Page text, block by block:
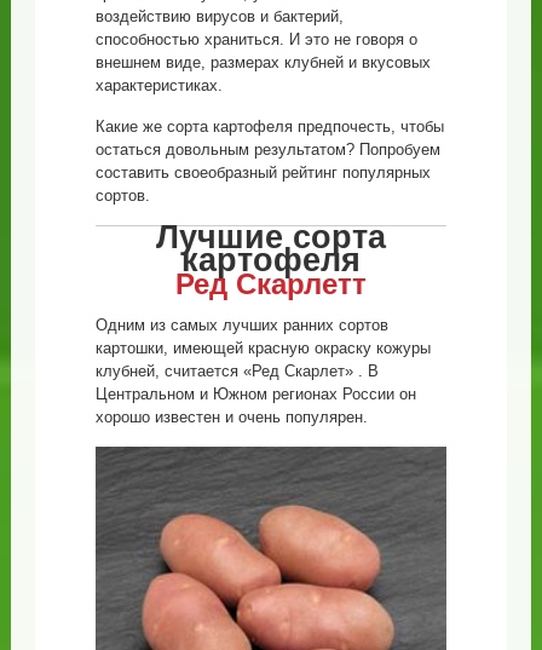
воздействию вирусов и бактерий,
способностью храниться. И это не говоря о
внешнем виде, размерах клубней и вкусовых
характеристиках.
Какие же сорта картофеля предпочесть, чтобы
остаться довольным результатом? Попробуем
составить своеобразный рейтинг популярных
сортов.
Лучшие сорта
картофеля
Ред Скарлетт
Одним из самых лучших ранних сортов
картошки, имеющей красную окраску кожуры
клубней, считается «Ред Скарлет» . В
Центральном и Южном регионах России он
хорошо известен и очень популярен.